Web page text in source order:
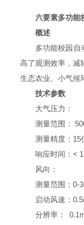
六要素多功能
概述
多功能校园自
高了观测效率，减
生态农业、小气候
技术参数
大气压力：
测量范围：
测量精度：15
响应时间：<
风向：
测量范围：0-
启动风速：
分辨率：